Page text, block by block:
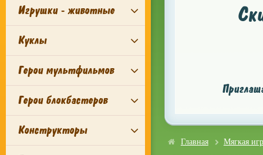
Игрушки - животные
Куклы
Герои мультфильмов
Герои блокбастеров
Конструкторы
Главная Мягкая